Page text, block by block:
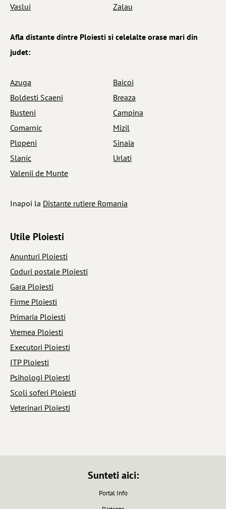
Vaslui
Zalau
Afla distante dintre Ploiesti si celelalte orase mari din
judet:
Azuga
Baicoi
Boldesti Scaeni
Breaza
Busteni
Campina
Comarnic
Mizil
Plopeni
Sinaia
Slanic
Urlati
Valenii de Munte
Inapoi la Distante rutiere Romania
Utile Ploiesti
Anunturi Ploiesti
Coduri postale Ploiesti
Gara Ploiesti
Firme Ploiesti
Primaria Ploiesti
Vremea Ploiesti
Executori Ploiesti
ITP Ploiesti
Psihologi Ploiesti
Scoli soferi Ploiesti
Veterinari Ploiesti
Sunteti aici:
Portal Info